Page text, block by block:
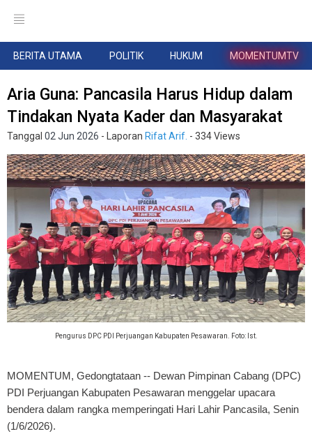
BERITA UTAMA POLITIK HUKUM MOMENTUMTV
Aria Guna: Pancasila Harus Hidup dalam
Tindakan Nyata Kader dan Masyarakat
Tanggal 02 Jun 2026 - Laporan Rifat Arif. - 334 Views
Pengurus DPC PDI Perjuangan Kabupaten Pesawaran. Foto: Ist.
MOMENTUM, Gedongtataan -- Dewan Pimpinan Cabang (DPC)
PDI Perjuangan Kabupaten Pesawaran menggelar upacara
bendera dalam rangka memperingati Hari Lahir Pancasila, Senin
(1/6/2026).